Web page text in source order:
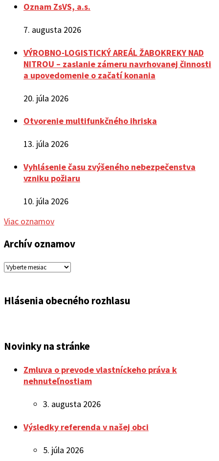
Oznam ZsVS, a.s.
7. augusta 2026
VÝROBNO-LOGISTICKÝ AREÁL ŽABOKREKY NAD
NITROU – zaslanie zámeru navrhovanej činnosti
a upovedomenie o začatí konania
20. júla 2026
Otvorenie multifunkčného ihriska
13. júla 2026
Vyhlásenie času zvýšeného nebezpečenstva
vzniku požiaru
10. júla 2026
Viac oznamov
Archív oznamov
Archív
Hlásenia obecného rozhlasu
Novinky na stránke
Zmluva o prevode vlastníckeho práva k
nehnuteľnostiam
3. augusta 2026
Výsledky referenda v našej obci
5. júla 2026